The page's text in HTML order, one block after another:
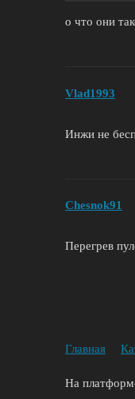
о что они
Vlad1993
Инжи не
Chesnok91
Перегрев
Главная
На